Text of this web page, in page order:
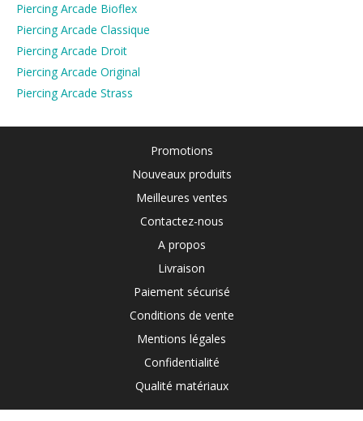
Piercing Arcade Bioflex
Piercing Arcade Classique
Piercing Arcade Droit
Piercing Arcade Original
Piercing Arcade Strass
Promotions
Nouveaux produits
Meilleures ventes
Contactez-nous
A propos
Livraison
Paiement sécurisé
Conditions de vente
Mentions légales
Confidentialité
Qualité matériaux